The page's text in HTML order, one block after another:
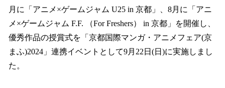
月に「アニメ×ゲームジャム U25 in 京都」、8月に「アニ
メ×ゲームジャム F.F.
（For Freshers） in 京都」を開催し、
優秀作品の授賞式を「京都国際マンガ・アニメフェア(京
まふ)2024」連携イベントとして9月22日(日)に実施しまし
た。